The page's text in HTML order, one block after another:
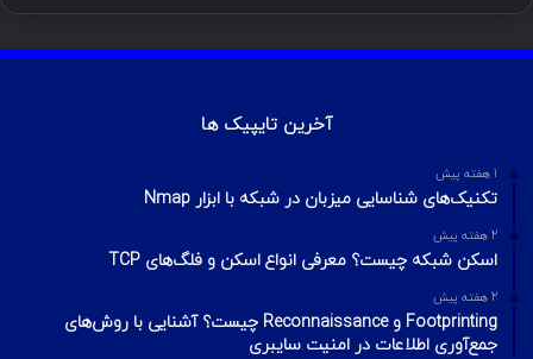
آخرین تایپیک ها
1 هفته پیش
تکنیک‌های شناسایی میزبان در شبکه با ابزار Nmap
2 هفته پیش
اسکن شبکه چیست؟ معرفی انواع اسکن و فلگ‌های TCP
2 هفته پیش
Footprinting و Reconnaissance چیست؟ آشنایی با روش‌های
جمع‌آوری اطلاعات در امنیت سایبری